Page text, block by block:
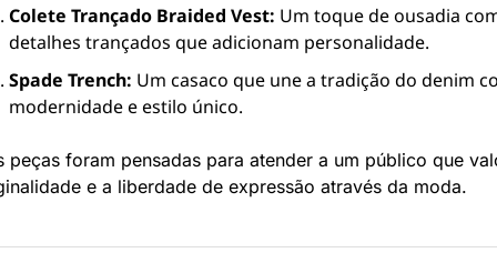
Colete Trançado Braided Vest: Um toque de ousadia
detalhes trançados que adicionam personalidade.
Spade Trench: Um casaco que une a tradição do denim
modernidade e estilo único.
peças foram pensadas para atender a um público que
e a liberdade de expressão através da moda.